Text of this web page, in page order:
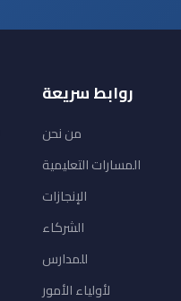
روابط سريعة
من نحن
المسارات التعليمية
الإنجازات
الشركاء
للمدارس
لأولياء الأمور